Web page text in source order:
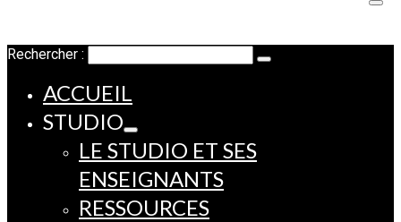
Rechercher :
ACCUEIL
STUDIO
LE STUDIO ET SES
ENSEIGNANTS
RESSOURCES